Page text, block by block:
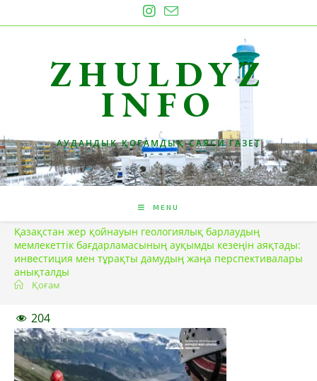
to
ZHULDYZ
INFO
АУДАНДЫҚ ҚОҒАМДЫҚ-САЯСИ ГАЗЕТ
MENU
Қазақстан жер қойнауын геологиялық барлаудың
мемлекеттік бағдарламасының ауқымды кезеңін аяқтады:
инвестиция мен тұрақты дамудың жаңа перспективалары
анықталды
Қоғам
204